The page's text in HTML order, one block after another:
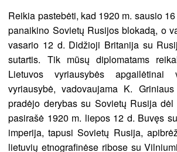
Reikia pastebėti, kad 1920 m. sausio
panaikino Sovietų Rusijos blokadą, o
vasario 12 d. Didžioji Britanija su
sutartis. Tik mūsų diplomatams
Lietuvos vyriausybės apgailėtinai
vyriausybė, vadovaujama K.
pradėjo derybas su Sovietų Rusija
pasirašė 1920 m. liepos 12 d. Buvęs
imperija, tapusi Sovietų Rusija,
lietuvių etnografinėse ribose su